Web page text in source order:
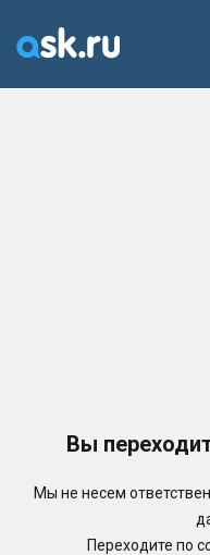
Вы
Мы не несем
Переходите по